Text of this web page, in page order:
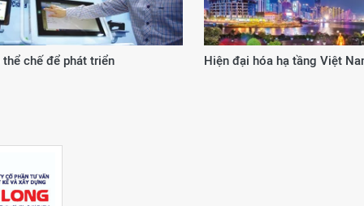
Động lực từ cơ chế, chính sách đặc thù 20